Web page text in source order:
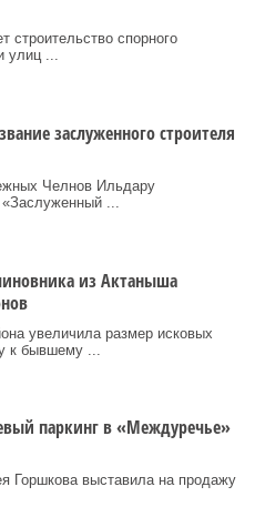
спорного
улиц ...
заслуженного строителя
Челнов Ильдару
...
из Актаныша
увеличила размер исковых
к бывшему ...
паркинг в «Междуречье»
Горшкова выставила на продажу